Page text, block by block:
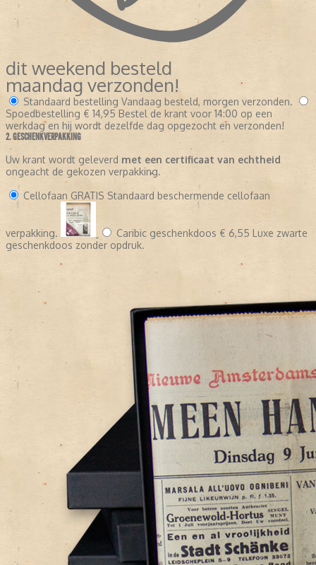
dit weekend besteld
maandag verzonden!
Standaard bestelling Vandaag besteld, morgen verzonden.
Spoedbestelling € 14,95 Bestel de krant voor 14:00 op een
werkdag en hij wordt dezelfde dag opgezocht en verzonden!
2. GESCHENKVERPAKKING
Uw krant wordt geleverd met een certificaat van echtheid
ongeacht de gekozen verpakking.
Cellofaan GRATIS Standaard beschermende cellofaan
verpakking. Caribic geschenkdoos € 6,55 Luxe zwarte
geschenkdoos zonder opdruk.